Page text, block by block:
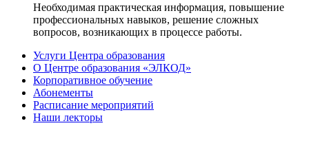
Необходимая практическая информация, повышение
профессиональных навыков, решение сложных
вопросов, возникающих в процессе работы.
Услуги Центра образования
О Центре образования «ЭЛКОД»
Корпоративное обучение
Абонементы
Расписание мероприятий
Наши лекторы